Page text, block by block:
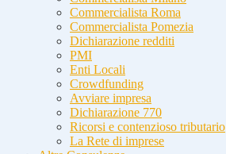
Commercialista Roma
Commercialista Pomezia
Dichiarazione redditi
PMI
Enti Locali
Crowdfunding
Avviare impresa
Dichiarazione 770
Ricorsi e contenzioso tributario
La Rete di imprese